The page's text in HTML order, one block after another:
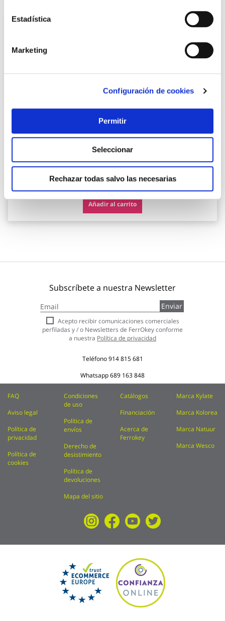
Estadística
Marketing
Configuración de cookies
Permitir
Seleccionar
Rechazar todas salvo las necesarias
Piher
46,45 €
Añadir al carrito
Subscríbete a nuestra Newsletter
a
nuestro
boletín
de
Enviar
Acepto recibir comunicaciones comerciales
perfiladas y / o Newsletters de FerrOkey conforme
a nuestra Política de privacidad
Teléfono914 815 681
Whatsapp689 163 848
FAQ
Aviso legal
Política de
privacidad
Política de
cookies
Condiciones
de uso
Política de
envíos
Derecho de
desistimiento
Política de
devoluciones
Mapa del sitio
Catálogos
Financiación
Acerca de
Ferrokey
Marca Kylate
Marca Kolorea
Marca Natuur
Marca Wesco